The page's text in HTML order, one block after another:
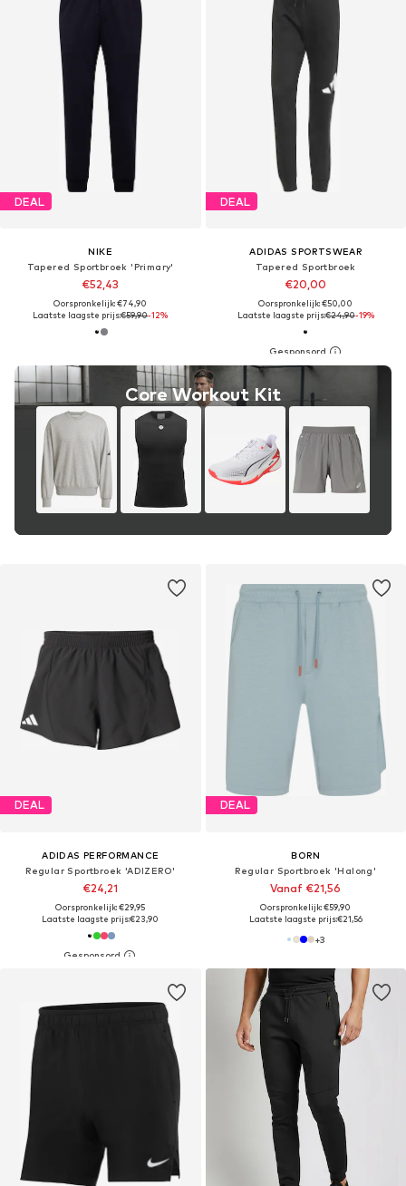
DEAL
NIKE
Tapered Sportbroek 'Primary'
€52,43
Oorspronkelijk: €74,90
Laatste laagste prijs:€59,90-12%
Core Workout Kit
DEAL
ADIDAS SPORTSWEAR
Tapered Sportbroek
€20,00
Oorspronkelijk: €50,00
Laatste laagste prijs:€24,90-19%
DEAL
ADIDAS PERFORMANCE
Regular Sportbroek 'ADIZERO'
€24,21
Oorspronkelijk: €29,95
Laatste laagste prijs:€23,90
DEAL
BORN
Regular Sportbroek 'Halong'
Vanaf €21,56
Oorspronkelijk: €59,90
Laatste laagste prijs:€21,56
+3